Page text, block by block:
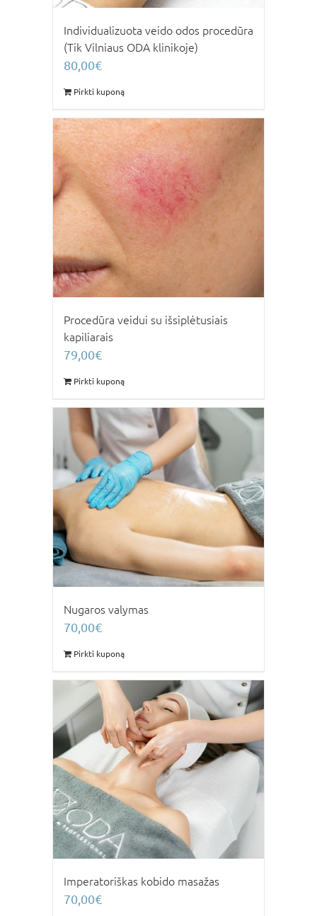
Individualizuota veido odos procedūra
(Tik Vilniaus ODA klinikoje)
80,00€
Pirkti kuponą
Procedūra veidui su išsiplėtusiais
kapiliarais
79,00€
Pirkti kuponą
Nugaros valymas
70,00€
Pirkti kuponą
Imperatoriškas kobido masažas
70,00€